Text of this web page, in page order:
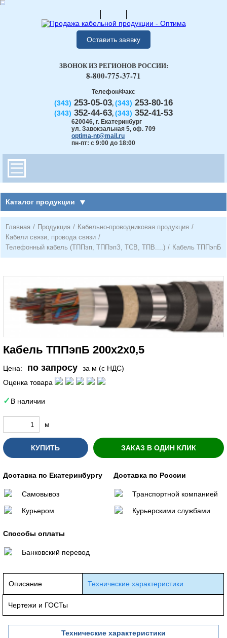
Оставить заявку
Телефон/Факс
(343) 253-05-03, (343) 253-80-16
(343) 352-44-63, (343) 352-41-53
620046, г. Екатеринбург
ул. Завокзальная 5, оф. 709
optima-nt@mail.ru
пн-пт: с 9:00 до 18:00
ЗВОНОК ИЗ РЕГИОНОВ РОССИИ:
8-800-775-37-71
Каталог продукции
Главная / Продукция / Кабельно-проводниковая продукция /
Кабели связи, провода связи /
Телефонный кабель (ТППэп, ТППэпЗ, ТСВ, ТПВ....) / Кабель ТППэпБ
Кабель ТППэпБ 200х2х0,5
Цена: по запросу
за м (с НДС)
Оценка товара
В наличии
м
КУПИТЬ ЗАКАЗ В ОДИН КЛИК
Доставка по Екатеринбургу
Самовывоз
Курьером
Доставка по России
Транспортной компанией
Курьерскими службами
Способы оплаты
Банковский перевод
Описание Технические характеристики
Чертежи и ГОСТы
Технические характеристики